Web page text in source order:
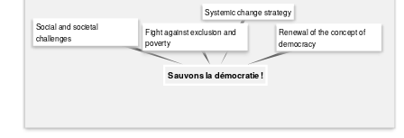
Sauvons la démocratie !
Renewal of the concept of
democracy
Systemic change strategy
Fight against exclusion and
poverty
Social and societal
challenges